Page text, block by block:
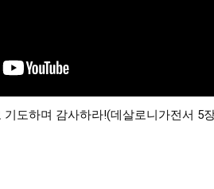
도하며 감사하라!(데살로니가전서 5